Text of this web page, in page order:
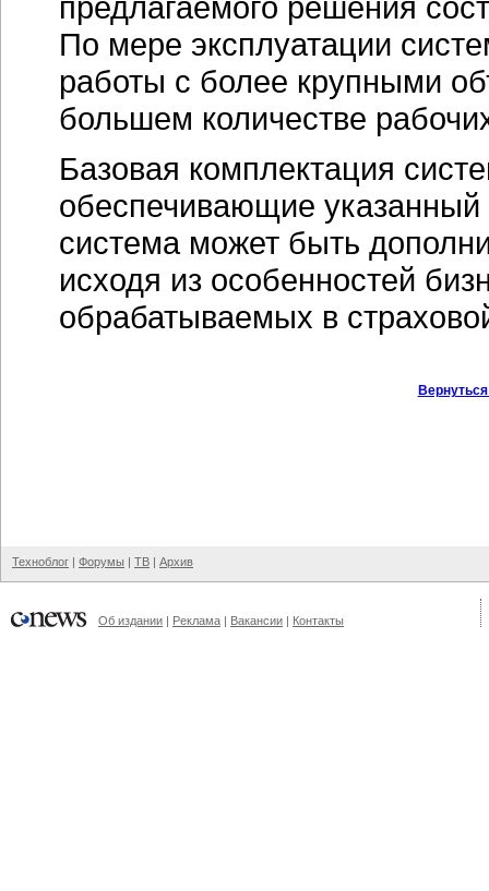
По мере эксплуатации
работы с более крупными
большем количестве
Базовая комплектация
обеспечивающие
система может быть
исходя из особенностей
обрабатываемых в
Техноблог | Форумы | ТВ | Архив
Об издании | Реклама | Вакансии | Контакты